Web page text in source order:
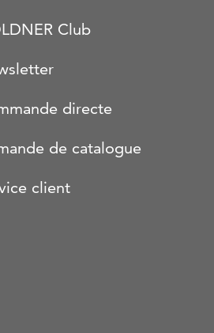
Club
directe
de catalogue
client